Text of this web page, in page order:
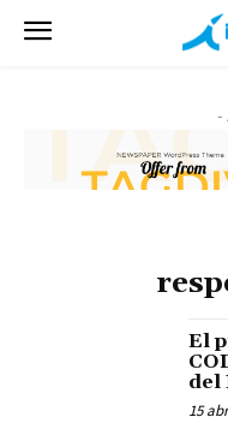
-
El
del
15